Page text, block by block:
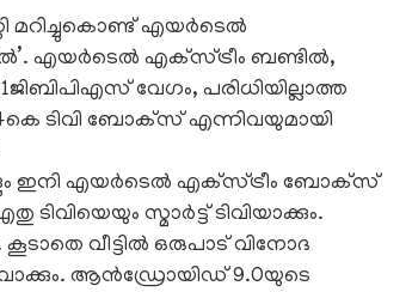
മറിച്ചുകൊണ്ട് എയര്‍ടെല്‍
എയര്‍ടെല്‍ എക്‌സ്ട്രീം ബണ്ടില്‍,
വേഗം, പരിധിയില്ലാത്ത
ടിവി ബോക്‌സ് എന്നിവയുമായി
ഇനി എയര്‍ടെല്‍ എക്‌സ്ട്രീം ബോക്‌സ്
സ്മാര്‍ട്ട് ടിവിയാക്കും.
വീട്ടില്‍ ഒരുപാട് വിനോദ
ആന്‍ഡ്രോയിഡ് 9.0യുടെ